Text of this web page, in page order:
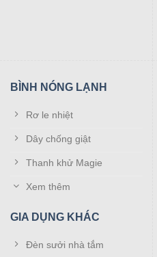
màn hình PC có kích thước từ
Bạn có thể thoải mái điều
Ergonomic, giúp người ngồi
việc.
Trong phạm vi 180 °
BÌNH NÓNG LẠNH
Rơ le nhiệt
Dây chống giật
Thanh khử Magie
Xem thêm
GIA DỤNG KHÁC
Đèn sưởi nhà tắm